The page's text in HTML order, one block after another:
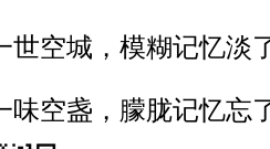
空城，模糊记忆淡
空盏，朦胧记忆忘